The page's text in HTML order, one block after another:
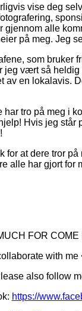
vise deg
alle
på meg. Jeg
som bruker
jeg vært så
av en lokalavis.
har tro på meg i
Hvis jeg
for at dere tror
alle har gjort
FOR
with
also follow
https://